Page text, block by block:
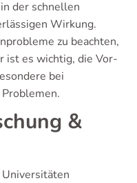
der schnellen
Wirkung.
zu beachten,
ist es wichtig, die Vor-
bei
&